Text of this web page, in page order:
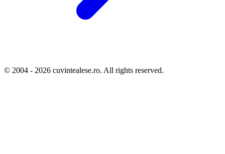
© 2004 - 2026 cuvintealese.ro. All rights reserved.